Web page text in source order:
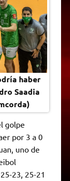
haber
Saadia
golpe
por 3 a 0
uno de
23, 25-21